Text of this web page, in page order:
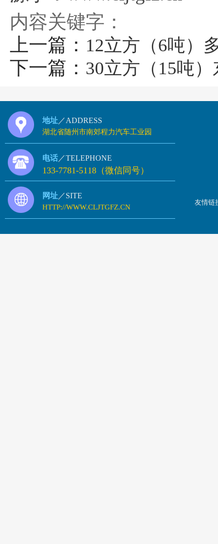
内容关键字：
上一篇： 12立方（6吨）
下一篇： 30立方（15吨
地址 ／ADDRESS
湖北省随州市南郊程力汽车工业园
电话 ／TELEPHONE
133-7781-5118（微信同号）
网址 ／SITE
HTTP://WWW.CLJTGFZ.CN
友情链